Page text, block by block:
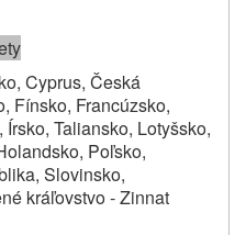
Cyprus, Česká
Fínsko, Francúzsko,
Taliansko, Lotyšsko,
Poľsko,
Slovinsko,
kráľovstvo ‑ Zinnat